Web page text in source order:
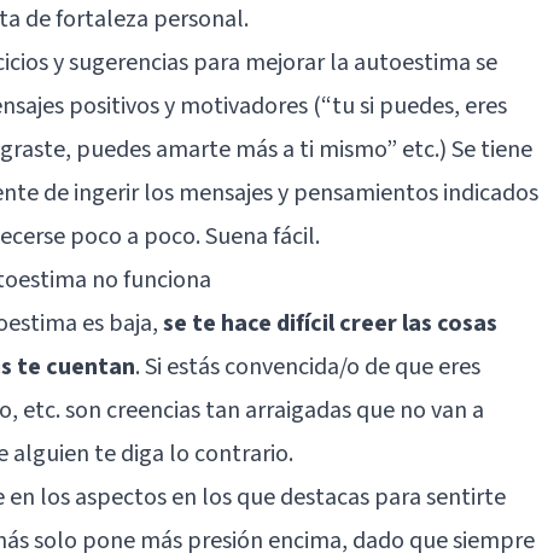
de fortaleza personal.
y sugerencias para mejorar la autoestima se
positivos y motivadores (“tu si puedes, eres
puedes amarte más a ti mismo” etc.) Se tiene
de ingerir los mensajes y pensamientos indicados
poco a poco. Suena fácil.
no funciona
es baja,se te hace difícil creer las cosas
te cuentan. Si estás convencida/o de que eres
son creencias tan arraigadas que no van a
alguien te diga lo contrario.
los aspectos en los que destacas para sentirte
solo pone más presión encima, dado que siempre